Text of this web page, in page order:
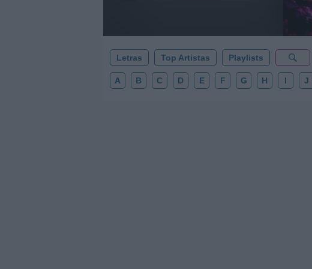
Letras Top Artistas Playlists
A B C D E F G H I J